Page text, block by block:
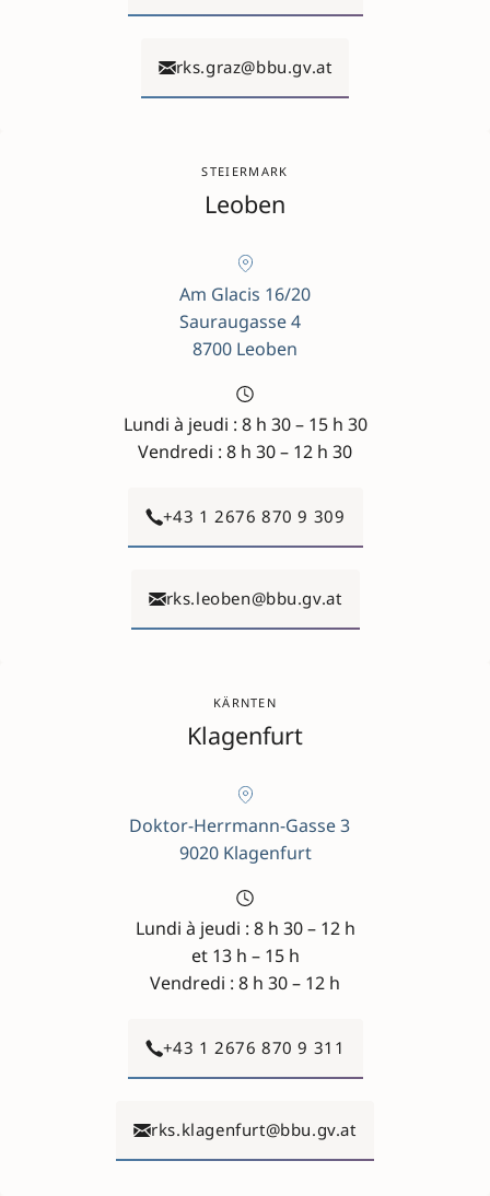
rks.graz@bbu.gv.at
STEIERMARK
Leoben
Am Glacis 16/20
Sauraugasse 4
8700 Leoben
Lundi à jeudi : 8 h 30 – 15 h 30
Vendredi : 8 h 30 – 12 h 30
+43 1 2676 870 9 309
rks.leoben@bbu.gv.at
KÄRNTEN
Klagenfurt
Doktor-Herrmann-Gasse 3
9020 Klagenfurt
Lundi à jeudi : 8 h 30 – 12 h
et 13 h – 15 h
Vendredi : 8 h 30 – 12 h
+43 1 2676 870 9 311
rks.klagenfurt@bbu.gv.at